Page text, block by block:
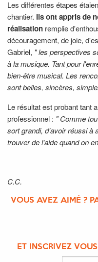
Les différentes étapes
chantier. Ils ont appris de
réalisation remplie
découragement, de joie,
Gabriel, " les perspectives
à la musique. Tant pour
bien-être musical. Les
sont belles, sincères,
Le résultat est probant tant
professionnel : " Comme
sort grandi, d'avoir réussi à
trouver de l'aide quand on
C.C.
VOUS AVEZ AIMÉ ?
ET INSCRIVEZ